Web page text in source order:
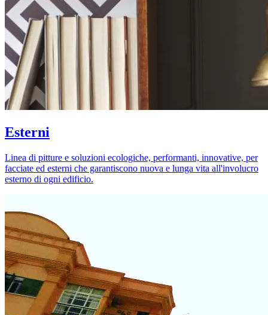
Esterni
Linea di pitture e soluzioni ecologiche, performanti, innovative, per
facciate ed esterni che garantiscono nuova e lunga vita all'involucro
esterno di ogni edificio.